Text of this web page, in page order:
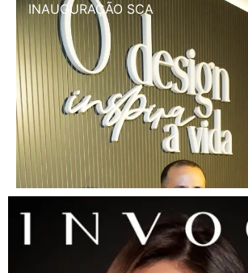
INAUGURAÇÃO SCA